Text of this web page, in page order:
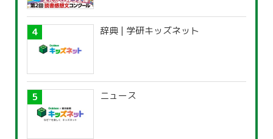
辞典 | 学研キッズネット
ニュース